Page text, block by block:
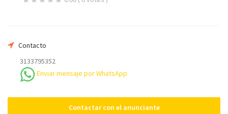
Contacto
3133795352
Enviar mensaje por WhatsApp
Contactar con el anunciante
Mensaje